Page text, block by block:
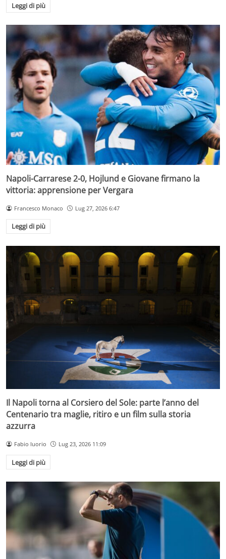
Leggi di più
Napoli-Carrarese 2-0, Hojlund e Giovane firmano la
vittoria: apprensione per Vergara
Francesco Monaco Lug 27, 2026 6:47
Leggi di più
Il Napoli torna al Corsiero del Sole: parte l’anno del
Centenario tra maglie, ritiro e un film sulla storia
azzurra
Fabio Iuorio Lug 23, 2026 11:09
Leggi di più